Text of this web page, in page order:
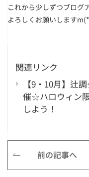
これから少しずつブログ
よろしくお願いします
関連リンク
【9・10月】辻
催☆ハロウィン
しよう！
前の記事へ